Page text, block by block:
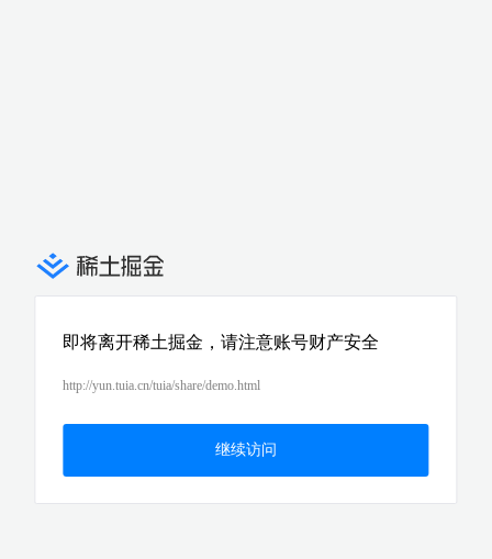
即将离开稀土掘金，请注意账号财产安全
http://yun.tuia.cn/tuia/share/demo.html
继续访问